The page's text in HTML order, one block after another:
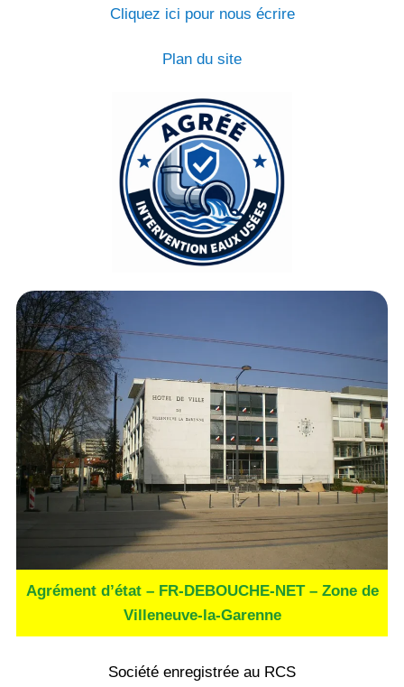
Cliquez ici pour nous écrire
Plan du site
Agrément d’état – FR-DEBOUCHE-NET – Zone de
Villeneuve-la-Garenne
Société enregistrée au RCS